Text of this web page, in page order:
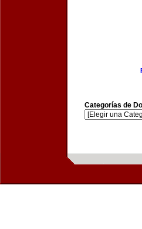
Categorías de